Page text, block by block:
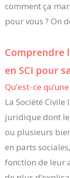
comment ça
pour vous ? On
Comprendre
en SCI pour
Qu’est-ce
La Société
juridique dont le
ou plusieurs
en parts
fonction de leur